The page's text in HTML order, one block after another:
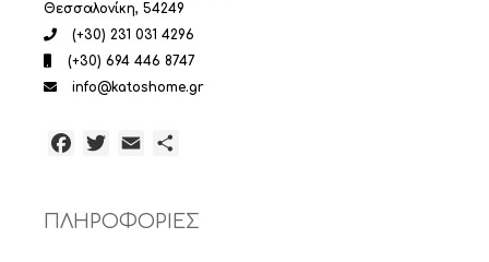
Θεσσαλονίκη, 54249
(+30) 231 031 4296
(+30) 694 446 8747
info@katoshome.gr
Facebook
TwitterEmail
ΠΛΗΡΟΦΟΡΙΕΣ